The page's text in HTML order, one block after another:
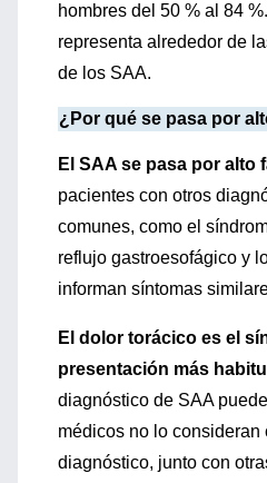
hombres del 50 % al 84
representa alrededor de
de los SAA.
¿Por qué se pasa por
El SAA se pasa por alto
pacientes con otros
comunes, como el
reflujo gastroesofágico y
informan síntomas
El dolor torácico es el
presentación más
diagnóstico de SAA
médicos no lo consideran
diagnóstico, junto con